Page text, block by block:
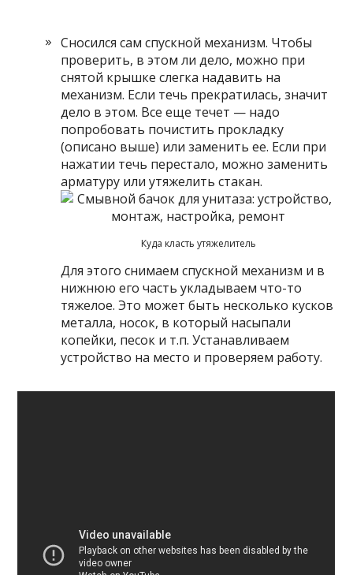
Сносился сам спускной механизм. Чтобы
проверить, в этом ли дело, можно при
снятой крышке слегка надавить на
механизм. Если течь прекратилась, значит
дело в этом. Все еще течет — надо
попробовать почистить прокладку
(описано выше) или заменить ее. Если при
нажатии течь перестало, можно заменить
арматуру или утяжелить стакан.
Куда класть утяжелитель
Для этого снимаем спускной механизм и в
нижнюю его часть укладываем что-то
тяжелое. Это может быть несколько кусков
металла, носок, в который насыпали
копейки, песок и т.п. Устанавливаем
устройство на место и проверяем работу.